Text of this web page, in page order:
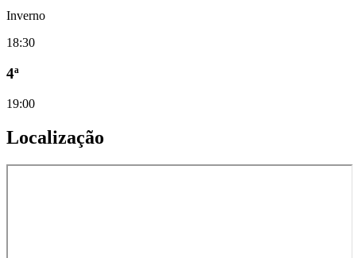
Inverno
18:30
4ª
19:00
Localização